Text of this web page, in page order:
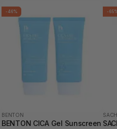
-46%
BENTON
BENTON CICA Gel Sunscreen
-